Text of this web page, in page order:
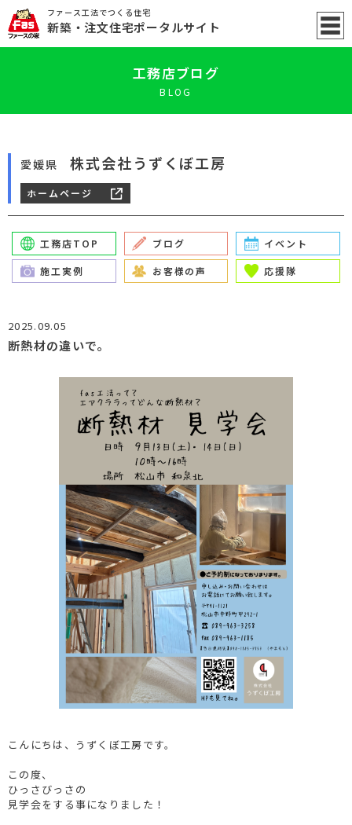
ファース工法でつくる住宅
新築 ・注文住宅ポータルサイト
工務店ブログ
BLOG
愛媛県 株式会社うずくぼ工房
ホームページ
工務店TOP ブログ イベント
施工実例 お客様の声 応援隊
2025.09.05
断熱材の違いで。
こんにちは、うずくぼ工房です。
この度、
ひっさびっさの
見学会をする事になりました！